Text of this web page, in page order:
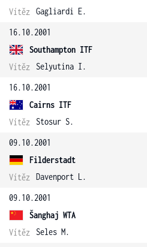
Vítěz
Gagliardi E.
16.10.2001
Southampton ITF
Vítěz
Selyutina I.
16.10.2001
Cairns ITF
Vítěz
Stosur S.
09.10.2001
Filderstadt
Vítěz
Davenport L.
09.10.2001
Šanghaj WTA
Vítěz
Seles M.